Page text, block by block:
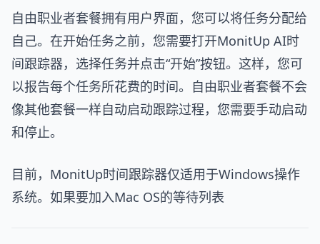
自由职业者套餐拥有用户界面，您可以将任务分配给
自己。在开始任务之前，您需要打开MonitUp AI时
间跟踪器，选择任务并点击“开始”按钮。这样，您可
以报告每个任务所花费的时间。自由职业者套餐不会
像其他套餐一样自动启动跟踪过程，您需要手动启动
和停止。
目前，MonitUp时间跟踪器仅适用于Windows操作
系统。如果要加入Mac OS的等待列表